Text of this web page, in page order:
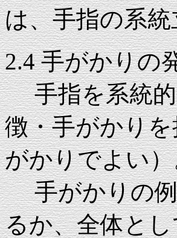
は、手指の系
2.4 手がかりの
手指を系統的
徴・手がかり
がかりでよい
手がかりの例
るか、全体と